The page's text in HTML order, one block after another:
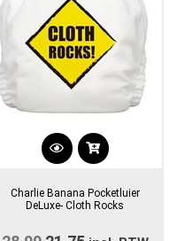
Charlie Banana Pocketluier
DeLuxe- Cloth Rocks